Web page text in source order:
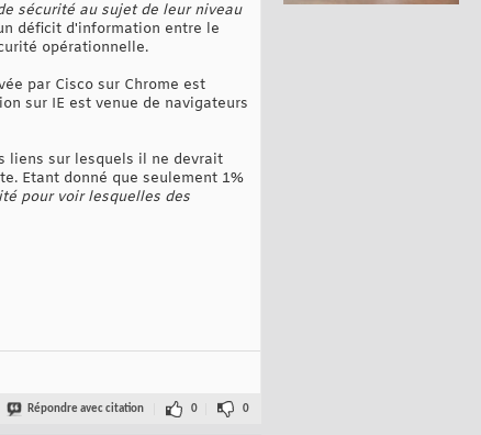
sécurité au sujet de leur niveau
déficit d'information entre le
opérationnelle.
par Cisco sur Chrome est
sur IE est venue de navigateurs
liens sur lesquels il ne devrait
Etant donné que seulement 1%
pour voir lesquelles des
Répondre avec citation 0 0